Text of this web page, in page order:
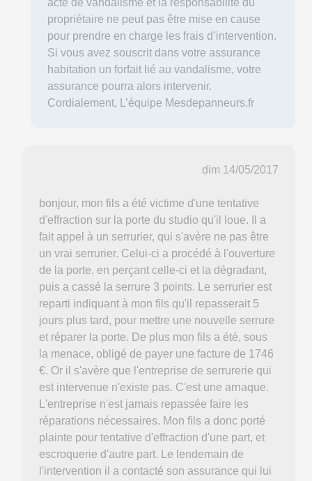
acte de vandalisme et la responsabilité du
propriétaire ne peut pas être mise en cause
pour prendre en charge les frais d’intervention.
Si vous avez souscrit dans votre assurance
habitation un forfait lié au vandalisme, votre
assurance pourra alors intervenir.
Cordialement, L’équipe Mesdepanneurs.fr
dim 14/05/2017
bonjour, mon fils a été victime d'une tentative
d'effraction sur la porte du studio qu'il loue. Il a
fait appel à un serrurier, qui s'avère ne pas être
un vrai serrurier. Celui-ci a procédé à l'ouverture
de la porte, en perçant celle-ci et la dégradant,
puis a cassé la serrure 3 points. Le serrurier est
reparti indiquant à mon fils qu'il repasserait 5
jours plus tard, pour mettre une nouvelle serrure
et réparer la porte. De plus mon fils a été, sous
la menace, obligé de payer une facture de 1746
€. Or il s'avère que l'entreprise de serrurerie qui
est intervenue n'existe pas. C'est une arnaque.
L'entreprise n'est jamais repassée faire les
réparations nécessaires. Mon fils a donc porté
plainte pour tentative d'effraction d'une part, et
escroquerie d'autre part. Le lendemain de
l'intervention il a contacté son assurance qui lui